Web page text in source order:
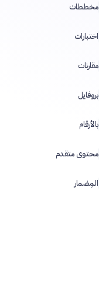
مخططات
اختبارات
مقارنات
بروفايل
بالأرقام
محتوى متقدم
المِضمار